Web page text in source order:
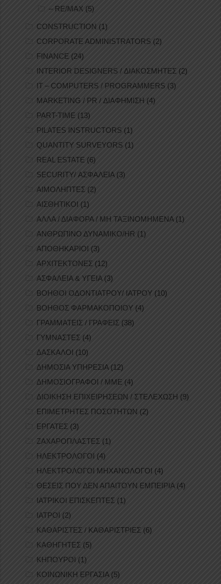
– RE/MAX (5)
CONSTRUCTION (1)
CORPORATE ADMINISTRATORS (2)
FINANCE (24)
INTERIOR DESIGNERS / ΔΙΑΚΟΣΜΗΤΕΣ (2)
IT – COMPUTERS / PROGRAMMERS (3)
MARKETING / PR / ΔΙΑΦΗΜΙΣΗ (4)
PART-TIME (13)
PILATES INSTRUCTORS (1)
QUANTITY SURVEYORS (1)
REAL ESTATE (6)
SECURITY/ ΑΣΦΑΛΕΙΑ(3)
ΑΙΜΟΛΗΠΤΕΣ (2)
ΑΙΣΘΗΤΙΚΟΙ (1)
ΑΛΛΑ / ΔΙΑΦΟΡΑ / ΜΗ ΤΑΞΙΝΟΜΗΜΕΝΑ(1)
ΑΝΘΡΩΠΙΝΟ ΔΥΝΑΜΙΚΟ/HR (1)
ΑΠΟΘΗΚΑΡΙΟΙ (3)
ΑΡΧΙΤΕΚΤΟΝΕΣ (12)
ΑΣΦΑΛΕΙΑ & ΥΓΕΙΑ(3)
ΒΟΗΘΟΙ ΟΔΟΝΤΙΑΤΡΟΥ/ ΙΑΤΡΟΥ (10)
ΒΟΗΘΟΣ ΦΑΡΜΑΚΟΠΟΙΟΥ (4)
ΓΡΑΜΜΑΤΕΙΣ / ΓΡΑΦΕΙΣ (38)
ΓΥΜΝΑΣΤΕΣ (4)
ΔΑΣΚΑΛΟΙ (10)
ΔΗΜΟΣΙΑ ΥΠΗΡΕΣΙΑ(12)
ΔΗΜΟΣΙΟΓΡΑΦΟΙ / ΜΜΕ (4)
ΔΙΟΙΚΗΣΗ ΕΠΙΧΕΙΡΗΣΕΩΝ / ΣΤΕΛΕΧΩΣΗ (9)
ΕΠΙΜΕΤΡΗΤΕΣ ΠΟΣΟΤΗΤΩΝ (2)
ΕΡΓΑΤΕΣ (3)
ΖΑΧΑΡΟΠΛΑΣΤΕΣ (1)
ΗΛΕΚΤΡΟΛΟΓΟΙ (4)
ΗΛΕΚΤΡΟΛΟΓΟΙ ΜΗΧΑΝΟΛΟΓΟΙ (4)
ΘΕΣΕΙΣ ΠΟΥ ΔΕΝ ΑΠΑΙΤΟΥΝ ΕΜΠΕΙΡΙΑ (4)
ΙΑΤΡΙΚΟΙ ΕΠΙΣΚΕΠΤΕΣ (1)
ΙΑΤΡΟΙ (2)
ΚΑΘΑΡΙΣΤΕΣ / ΚΑΘΑΡΙΣΤΡΙΕΣ (6)
ΚΑΘΗΓΗΤΕΣ (5)
ΚΗΠΟΥΡΟΙ (1)
ΚΟΙΝΩΝΙΚΗ ΕΡΓΑΣΙΑ(5)